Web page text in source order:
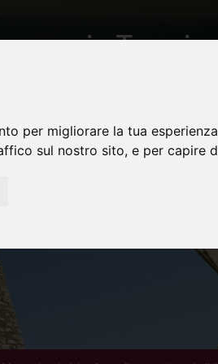
per migliorare la tua
sul nostro sito, e per capire